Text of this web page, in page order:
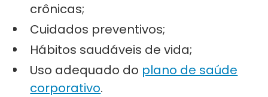
crônicas;
Cuidados preventivos;
Hábitos saudáveis de vida;
Uso adequado do plano de saúde
corporativo.